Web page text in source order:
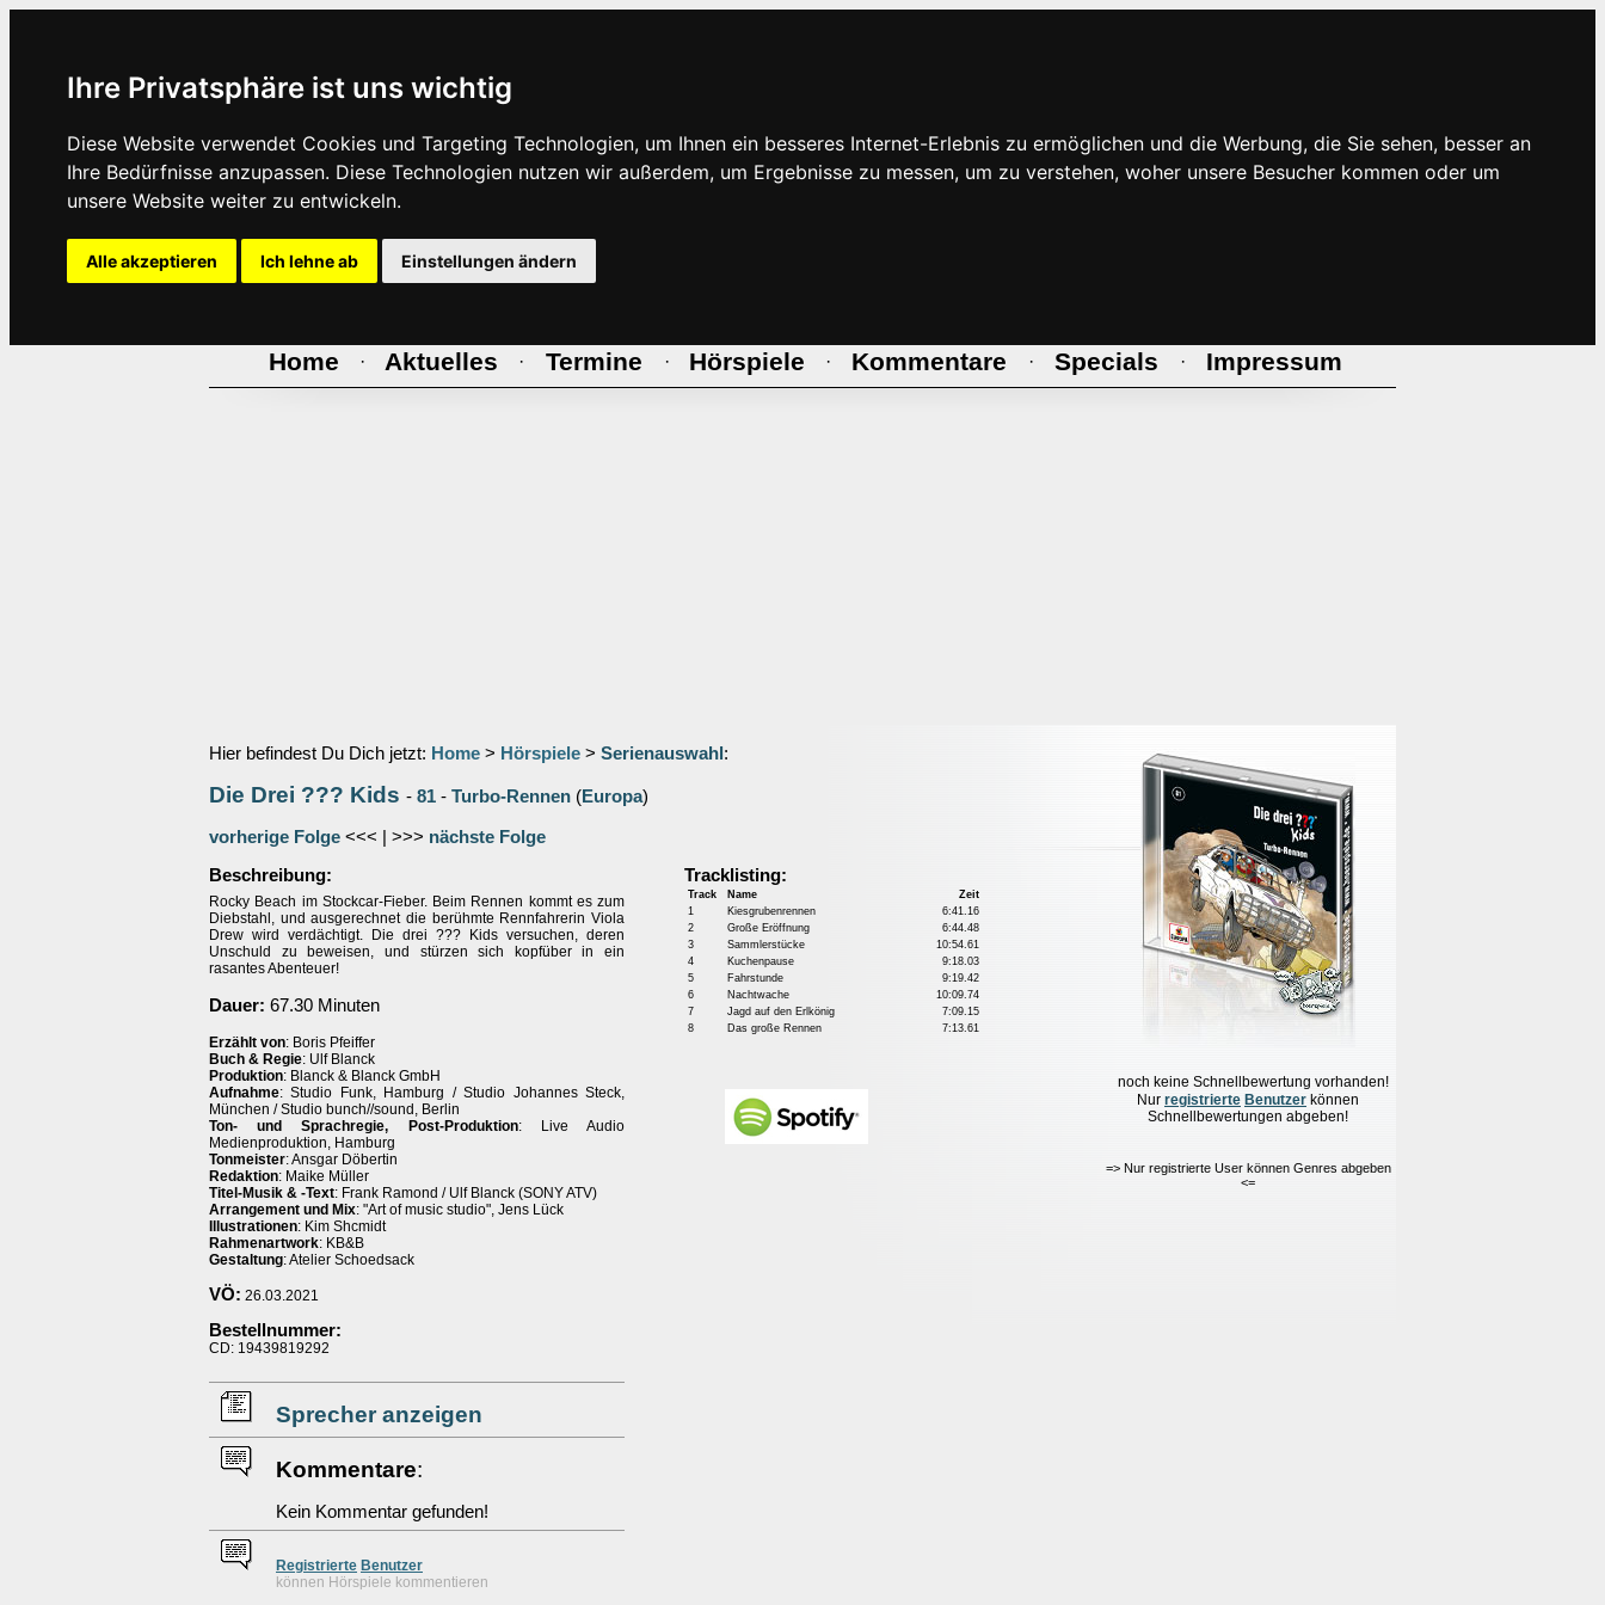
Ihre Privatsphäre ist uns wichtig
Diese Website verwendet Cookies und Targeting Technologien, um Ihnen ein besseres Internet-Erlebnis zu ermöglichen und die Werbung, die Sie sehen, besser an
Ihre Bedürfnisse anzupassen. Diese Technologien nutzen wir außerdem, um Ergebnisse zu messen, um zu verstehen, woher unsere Besucher kommen oder um
unsere Website weiter zu entwickeln.
Alle akzeptieren Ich lehne ab Einstellungen ändern
Home · Aktuelles · Termine · Hörspiele · Kommentare · Specials · Impressum
Hier befindest Du Dich jetzt: Home > Hörspiele > Serienauswahl :
Die Drei ??? Kids - 81 - Turbo-Rennen (Europa)
vorherige Folge <<< | >>> nächste Folge
noch keine Schnellbewertung vorhanden!
Nur registrierte Benutzer können
Schnellbewertungen abgeben!
=> Nur registrierte User können Genres abgeben
<=
Beschreibung:
Rocky Beach im Stockcar-Fieber. Beim Rennen kommt es zum
Diebstahl, und ausgerechnet die berühmte Rennfahrerin Viola
Drew wird verdächtigt. Die drei ??? Kids versuchen, deren
Unschuld zu beweisen, und stürzen sich kopfüber in ein
rasantes Abenteuer!
Dauer: 67.30 Minuten
Erzählt von: Boris Pfeiffer
Buch & Regie: Ulf Blanck
Produktion: Blanck & Blanck GmbH
Aufnahme: Studio Funk, Hamburg / Studio Johannes Steck,
München / Studio bunch//sound, Berlin
Ton- und Sprachregie, Post-Produktion: Live Audio
Medienproduktion, Hamburg
Tonmeister: Ansgar Döbertin
Redaktion: Maike Müller
Titel-Musik & -Text: Frank Ramond / Ulf Blanck (SONY ATV)
Arrangement und Mix: "Art of music studio", Jens Lück
Illustrationen: Kim Shcmidt
Rahmenartwork: KB&B
Gestaltung: Atelier Schoedsack
VÖ: 26.03.2021
Bestellnummer:
CD: 19439819292
Sprecher anzeigen
Kommentare:
Kein Kommentar gefunden!
Registrierte Benutzer
können Hörspiele kommentieren
Tracklisting:
Track Name
Zeit
1
Kiesgrubenrennen
6:41.16
2
Große Eröffnung
6:44.48
3
Sammlerstücke
10:54.61
4
Kuchenpause
9:18.03
5
Fahrstunde
9:19.42
6
Nachtwache
10:09.74
7
Jagd auf den Erlkönig
7:09.15
8
Das große Rennen 7:13.61